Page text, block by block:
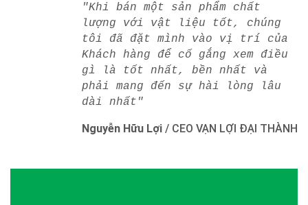
"Khi bán một sản phẩm chất
lượng với vật liệu tốt, chúng
tôi đã đặt mình vào vị trí của
Khách hàng để cố gắng xem điều
gì là tốt nhất, bền nhất và
phải mang đến sự hài lòng lâu
dài nhất"
Nguyễn Hữu Lợi / CEO VẠN LỢI ĐẠI THÀNH